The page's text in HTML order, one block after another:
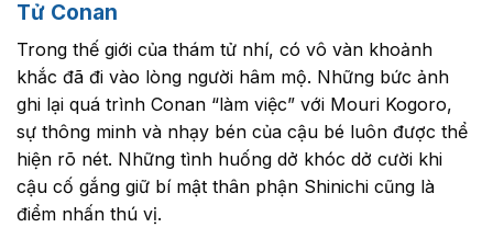
Tử Conan
Trong thế giới của thám tử nhí, có vô vàn khoảnh
khắc đã đi vào lòng người hâm mộ. Những bức ảnh
ghi lại quá trình Conan “làm việc” với Mouri Kogoro,
sự thông minh và nhạy bén của cậu bé luôn được thể
hiện rõ nét. Những tình huống dở khóc dở cười khi
cậu cố gắng giữ bí mật thân phận Shinichi cũng là
điểm nhấn thú vị.